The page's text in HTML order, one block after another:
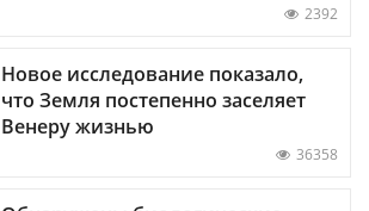
2392
Новое исследование показало,
что Земля постепенно заселяет
Венеру жизнью
36358